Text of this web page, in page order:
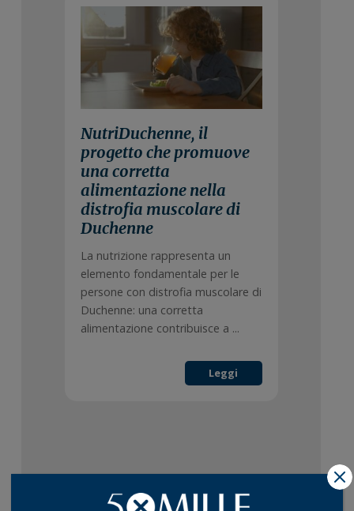
NutriDuchenne, il
progetto che promuove
una corretta
alimentazione nella
distrofia muscolare di
Duchenne
La nutrizione rappresenta un
elemento fondamentale per le
persone con distrofia muscolare di
Duchenne: una corretta
alimentazione contribuisce a ...
Leggi
X